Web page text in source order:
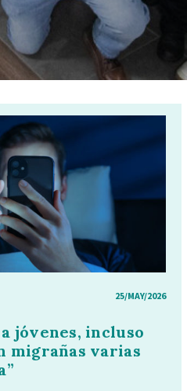
25/MAY/2026
jóvenes, incluso
migrañas varias